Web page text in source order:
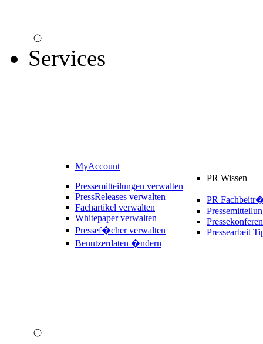
Services
MyAccount
Pressemitteilungen verwalten
PressReleases verwalten
Fachartikel verwalten
Whitepaper verwalten
Pressef�cher verwalten
Benutzerdaten �ndern
PR Wissen
PR
Pressearbeit